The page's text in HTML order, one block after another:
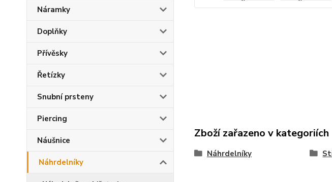
Náramky
Doplňky
Přívěsky
Řetízky
Snubní prsteny
Piercing
Náušnice
Náhrdelníky
Zboží zařazeno v kategoriích
Náhrdelníky